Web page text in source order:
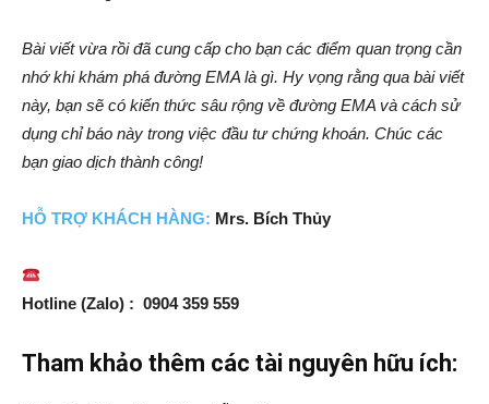
Bài viết vừa rồi đã cung cấp cho bạn các điểm quan trọng cần
nhớ khi khám phá đường EMA là gì. Hy vọng rằng qua bài viết
này, bạn sẽ có kiến thức sâu rộng về đường EMA và cách sử
dụng chỉ báo này trong việc đầu tư chứng khoán. Chúc các
bạn giao dịch thành công!
HỖ TRỢ KHÁCH HÀNG: Mrs. Bích Thủy
Hotline (Zalo) : 0904 359 559
Tham khảo thêm các tài nguyên hữu ích: